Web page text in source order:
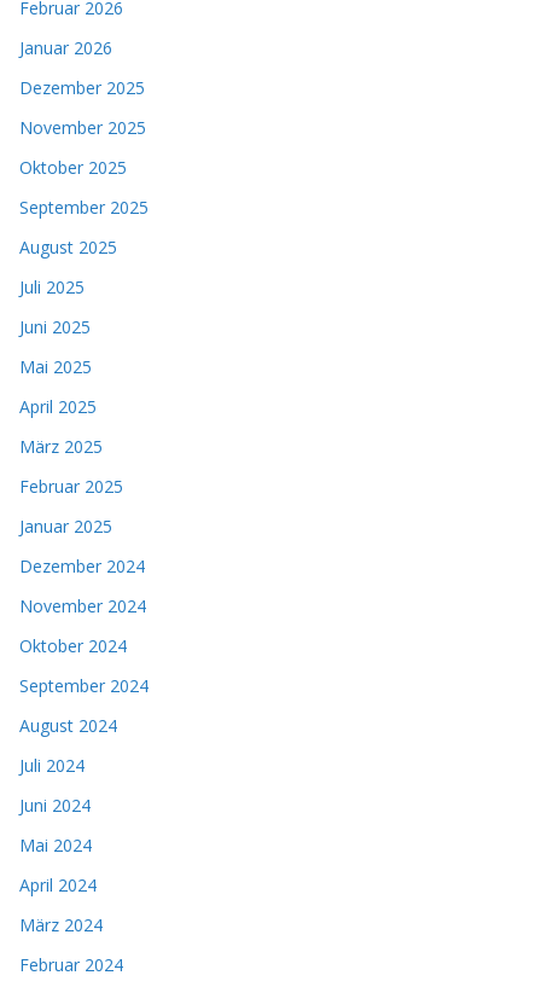
Februar 2026
Januar 2026
Dezember 2025
November 2025
Oktober 2025
September 2025
August 2025
Juli 2025
Juni 2025
Mai 2025
April 2025
März 2025
Februar 2025
Januar 2025
Dezember 2024
November 2024
Oktober 2024
September 2024
August 2024
Juli 2024
Juni 2024
Mai 2024
April 2024
März 2024
Februar 2024